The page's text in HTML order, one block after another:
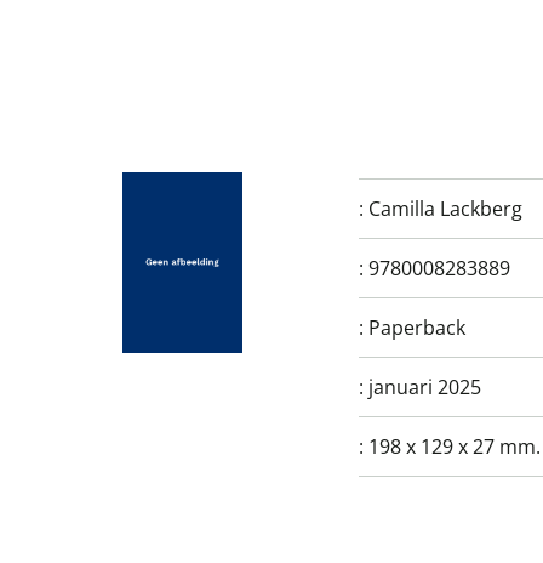
: Camilla Lackberg
: 9780008283889
: Paperback
: januari 2025
: 198 x 129 x 27 mm.